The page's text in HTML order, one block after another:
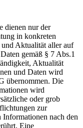
dienen nur der
in konkreten
Aktualität aller auf
gemäß § 7 Abs.1
Aktualität
und Daten wird
übernommen. Die
wird
oder grob
zur
nach den
Eine